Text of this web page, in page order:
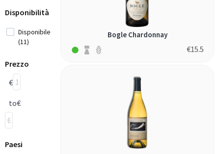
Disponibilità
Disponibile
(11)
Prezzo
€
to€
Paesi
Bogle Chardonnay
€15.5